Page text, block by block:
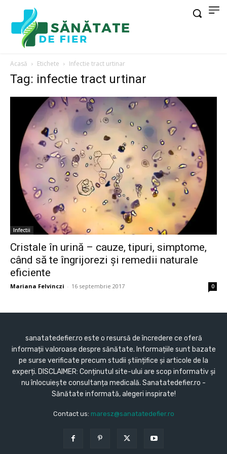
Acasă Etichete Infectie tract urtinar
Tag: infectie tract urtinar
Infectii
Cristale în urină – cauze, tipuri, simptome,
când să te îngrijorezi și remedii naturale
eficiente
Mariana Felvinczi - 16 septembrie 2017 0
sanatatedefier.ro este o resursă de încredere ce oferă
informații valoroase despre sănătate. Informațiile sunt bazate
pe surse verificate precum studii științifice și articole de la
experți. DISCLAIMER: Conținutul site-ului are scop informativ și
nu înlocuiește consultanța medicală. Sanatatedefier.ro -
Sănătate informată, alegeri inspirate!
Contact us: maresz@sanatatedefier.ro